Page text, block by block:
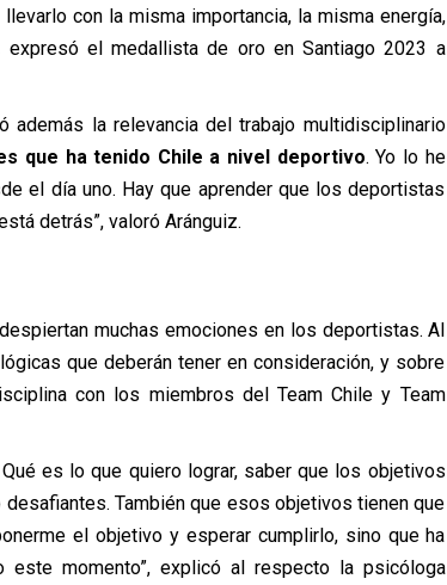
con la misma importancia, la misma energía,
expresó el medallista de oro en Santiago 2023 a
además la relevancia del trabajo multidisciplinario
que ha tenido Chile a nivel deportivo. Yo lo he
el día uno. Hay que aprender que los deportistas
detrás”, valoró Aránguiz.
muchas emociones en los deportistas. Al
que deberán tener en consideración, y sobre
con los miembros del Team Chile y Team
es lo que quiero lograr, saber que los objetivos
También que esos objetivos tienen que
el objetivo y esperar cumplirlo, sino que ha
momento”, explicó al respecto la psicóloga